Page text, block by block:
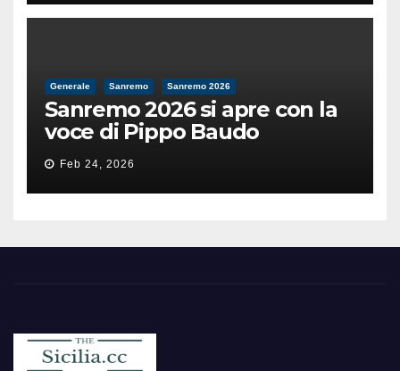
Generale Sanremo Sanremo 2026
Sanremo 2026 si apre con la
voce di Pippo Baudo
Feb 24, 2026